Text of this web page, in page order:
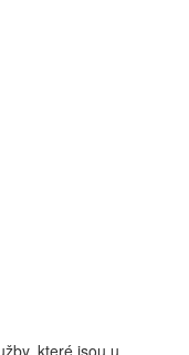
které jsou u